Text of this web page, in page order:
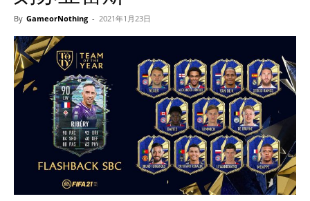
By GameorNothing - 2021年1月23日